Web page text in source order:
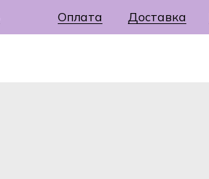
Доставка
Оплата